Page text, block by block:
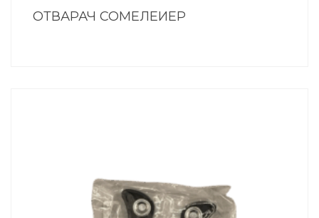
ОТВАРАЧ СОМЕЛЕИЕР